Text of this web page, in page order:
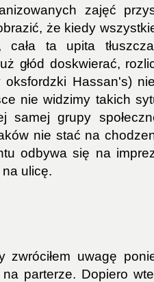
zajęć
że kiedy
cała ta upita
głód doskwierać,
oksfordzki Hassan's)
nie widzimy takich
samej grupy
nie stać na
odbywa się na
ulicę.
zwróciłem uwagę
parterze. Dopiero